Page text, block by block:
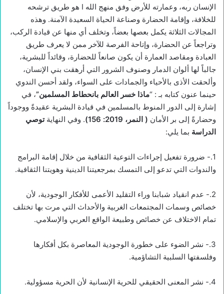
الإنسان ربه، وعمارته للأرض وفق منهج الله I هو طريق ترشحه
للخلافة، وإقامة الحضارة وصناعة الحياة السعيدة الآمنة. وهذه
المجالات الثلاثة يكمل بعصها بعضاً، وتخلف أي منها عن قيادة الركب،
وتراجعاً عن الحضارة، وإتاحة الفرصة للآخر ممن لا يعرف طريق
العبادة ومقاصد العمارة أن يكون صانعاً للحضارة، وقائداً للبشرية،
جالباً لها ألوان الدمار وصنوف الشرور التي أرهقت بني الإنسان،
وألحقت الأذى بالأحياء والجمادات على السواء، ولقد أحسن الندوي
حينما عنون كتابه بـ : “ماذا خسر العالم بانحطاط المسلمين”، في
إشارة إلى الدور المنوط بالمسلمين في قيادة البشرية عقيدةً ووجوداً
وحضارةً إلى بر الأمان ( النمر، 2019: 156) . وفي النهايةتوصي
الدراسة بما يلي:
1.- ضرورة تفعيل إجراءات التوعية الثقافية من خلال إقامة البرامج
والندوات التي تدعو إلى التمسك بمرجعيتنا الدينية وهويتنا الثقافية.
2.- عدم انقياد شبابنا وراء التقليد الأعمى للأفكار الوجودية، لأن
خصائص وسمات المجتمعات الغربية والأحداث التي مرت بها تختلف
تمام الاختلاف عن خصائص وطبيعة الواقع العربي والإسلامي.
3.- نشر الضوء على خطورة الوجودية المعاصرة بكل أفكارها
وفلسفتها السلبية التشاؤمية.
4.- نشر المعنى الحقيقي للحرية الإنسانية لأن الحرية مسؤولية.